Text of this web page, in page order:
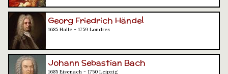
Georg Friedrich Händel
1685 Halle - 1759 Londres
Johann Sebastian Bach
1685 Eisenach - 1750 Leipzig